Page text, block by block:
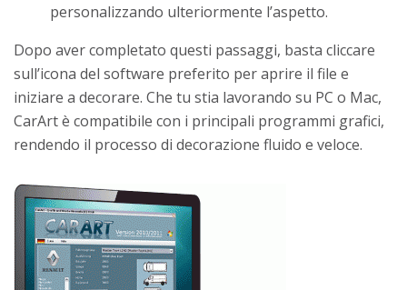
personalizzando ulteriormente l’aspetto.
Dopo aver completato questi passaggi, basta cliccare
sull’icona del software preferito per aprire il file e
iniziare a decorare. Che tu stia lavorando su PC o Mac,
CarArt è compatibile con i principali programmi grafici,
rendendo il processo di decorazione fluido e veloce.